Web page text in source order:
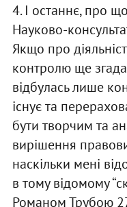
4. І останнє, про
Науково-
Якщо про
контролю ще
відбулась лише
існує та
бути творчим та
вирішення
наскільки мені
в тому відомому
Романом Трубою